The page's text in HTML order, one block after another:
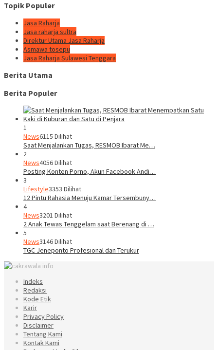
Topik Populer
Jasa Raharja
Jasa raharja sultra
Direktur Utama Jasa Raharja
Asmawa tosepu
Jasa Raharja Sulawesi Tenggara
Berita Utama
Berita Populer
1
News6115 Dilihat
Saat Menjalankan Tugas, RESMOB Ibarat Me…
2
News4056 Dilihat
Posting Konten Porno, Akun Facebook Andi…
3
Lifestyle3353 Dilihat
12 Pintu Rahasia Menuju Kamar Tersembuny…
4
News3201 Dilihat
2 Anak Tewas Tenggelam saat Berenang di …
5
News3146 Dilihat
TGC Jeneponto Profesional dan Terukur
Indeks
Redaksi
Kode Etik
Karir
Privacy Policy
Disclaimer
Tentang Kami
Kontak Kami